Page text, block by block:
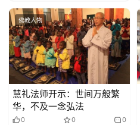
佛教人物
慧礼法师开示：世间万般繁
华，不及一念弘法
0 0 0